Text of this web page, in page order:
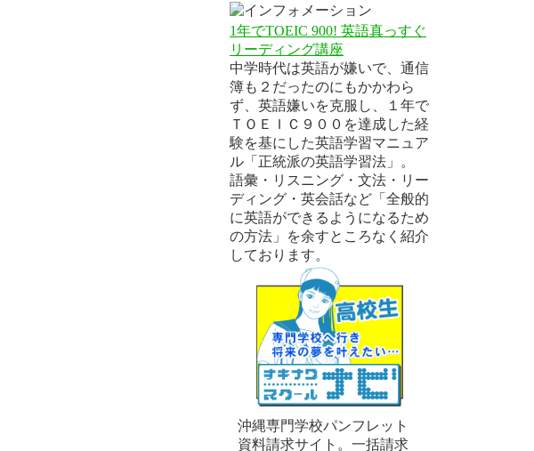
1年でTOEIC 900! 英語真っすぐ
リーディング講座
中学時代は英語が嫌いで、通信
簿も２だったのにもかかわら
ず、英語嫌いを克服し、１年で
ＴＯＥＩＣ９００を達成した経
験を基にした英語学習マニュア
ル「正統派の英語学習法」。
語彙・リスニング・文法・リー
ディング・英会話など「全般的
に英語ができるようになるため
の方法」を余すところなく紹介
しております。
沖縄専門学校パンフレット
資料請求サイト。一括請求